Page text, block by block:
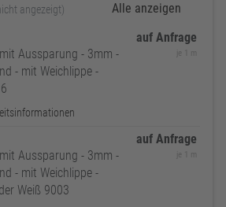
angezeigt)
Alle anzeigen
Aussparung - 3mm -
- mit Weichlippe -
auf Anfrage
je 1 m
Aussparung - 3mm -
- mit Weichlippe -
Weiß 9003
auf Anfrage
je 1 m